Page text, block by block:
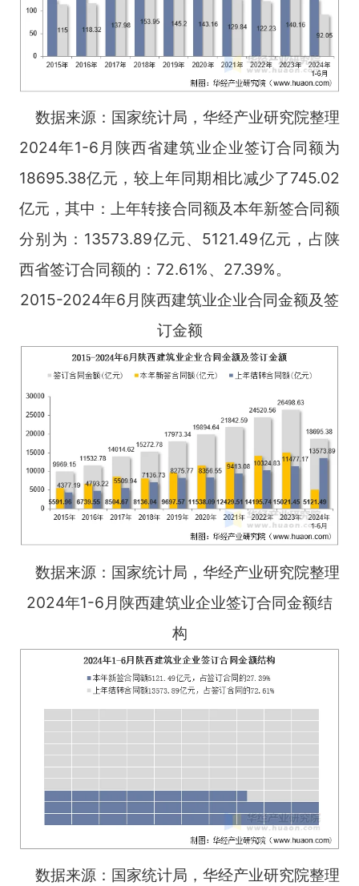
数据来源：国家统计局，华经产业研究院整理
2024年1-6月陕西省建筑业企业签订合同额为
18695.38亿元，较上年同期相比减少了745.02
亿元，其中：上年转接合同额及本年新签合同额
分别为：13573.89亿元、5121.49亿元，占陕
西省签订合同额的：72.61%、27.39%。
2015-2024年6月陕西建筑业企业合同金额及签
订金额
数据来源：国家统计局，华经产业研究院整理
2024年1-6月陕西建筑业企业签订合同金额结
构
数据来源：国家统计局，华经产业研究院整理